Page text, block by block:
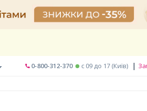
0-800-312-370 c 09 до 17 (Київ) |